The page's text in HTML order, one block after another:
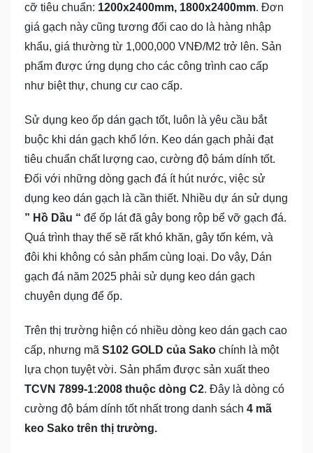
cỡ tiêu chuẩn: 1200x2400mm, 1800x2400mm. Đơn
giá gạch này cũng tương đối cao do là hàng nhập
khẩu, giá thường từ 1,000,000 VNĐ/M2 trở lên. Sản
phẩm được ứng dụng cho các công trình cao cấp
như biệt thự, chung cư cao cấp.
Sử dụng keo ốp dán gạch tốt, luôn là yêu cầu bắt
buộc khi dán gạch khổ lớn. Keo dán gạch phải đạt
tiêu chuẩn chất lượng cao, cường độ bám dính tốt.
Đối với những dòng gạch đá ít hút nước, việc sử
dụng keo dán gạch là cần thiết. Nhiều dự án sử dụng
” Hồ Dầu “ để ốp lát đã gây bong rộp bể vỡ gạch đá.
Quá trình thay thế sẽ rất khó khăn, gây tốn kém, và
đôi khi không có sản phẩm cùng loại. Do vậy, Dán
gạch đá năm 2025 phải sử dụng keo dán gạch
chuyên dụng để ốp.
Trên thị trường hiện có nhiều dòng keo dán gạch cao
cấp, nhưng mã S102 GOLD của Sako chính là một
lựa chọn tuyệt vời. Sản phẩm được sản xuất theo
TCVN 7899-1:2008 thuộc dòng C2. Đây là dòng có
cường độ bám dính tốt nhất trong danh sách 4 mã
keo Sako trên thị trường.